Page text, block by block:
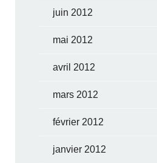
juin 2012
mai 2012
avril 2012
mars 2012
février 2012
janvier 2012